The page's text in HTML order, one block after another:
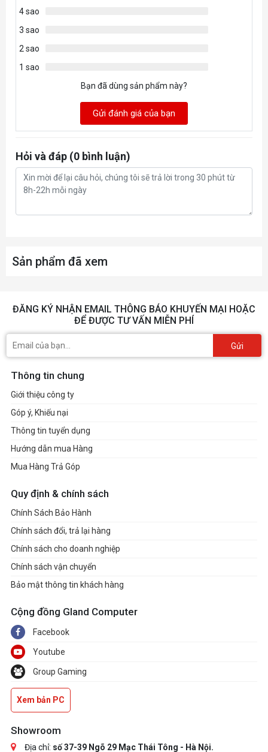
NPU Peak TOPS (Int8)
GPU Name
Tần số cơ sở đồ họa 300 MHz
Tần số động tối đa đồ họa
GPU TOPS đỉnh (Int8) 8
4 sao
3 sao
2 sao
1 sao
Bạn đã dùng sản phẩm này?
Gửi đánh giá của bạn
Hỏi và đáp (0 bình luận)
Sản phẩm đã xem
ĐĂNG KÝ NHẬN EMAIL THÔNG BÁO KHUYẾN MẠI HOẶC
ĐỂ ĐƯỢC TƯ VẤN MIỄN PHÍ
Gửi
Thông tin chung
Giới thiệu công ty
Góp ý, Khiếu nại
Thông tin tuyển dụng
Hướng dẫn mua Hàng
Mua Hàng Trả Góp
Quy định & chính sách
Chính Sách Bảo Hành
Chính sách đổi, trả lại hàng
Chính sách cho doanh nghiệp
Chính sách vận chuyển
Bảo mật thông tin khách hàng
Cộng đồng Gland Computer
Facebook
Youtube
Group Gaming
Xem bản PC
Showroom
Địa chỉ: số 37-39 Ngõ 29 Mạc Thái Tông - Hà Nội.